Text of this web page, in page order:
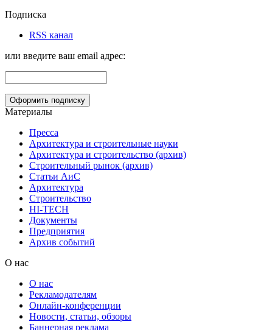
Подписка
RSS канал
или введите ваш email адрес:
Материалы
Пресса
Архитектура и строительные науки
Архитектура и строительство (архив)
Строительный рынок (архив)
Статьи АиС
Архитектура
Строительство
HI-TECH
Документы
Предприятия
Архив событий
О нас
О нас
Рекламодателям
Онлайн-конференции
Новости, статьи, обзоры
Баннерная реклама